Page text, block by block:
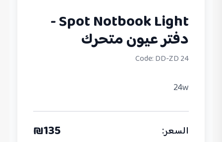
Spot Notbook Light -
دفتر عيون متحرك
Code:DD-ZD 24
24w
السعر:
₪135